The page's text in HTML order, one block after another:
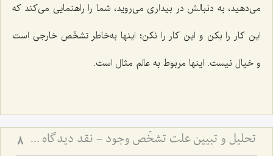
می‌دهید، به دنبالش در بیداری می‌روید، شما را راهنمایی می‌کند که
این کار را بکن و این کار را نکن؛ اینها به‌خاطر تشخّص خارجی است
و خیال نیست. اینها مربوط به عالم مثال است.
تحلیل و تبیین علّت تشخّص وجود - نقد دیدگاه مشهور و بیان نظریّه مختار در باب علّت تشخّص وجود 8